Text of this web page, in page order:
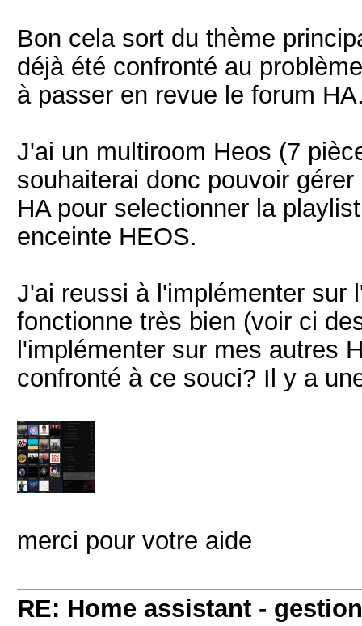
Bon cela sort du thème
déjà été confronté au
à passer en revue le forum
J'ai un multiroom Heos (7
souhaiterai donc pouvoir
HA pour selectionner la
enceinte HEOS.
J'ai reussi à l'implémenter sur
fonctionne très bien (voir ci
l'implémenter sur mes autres
confronté à ce souci? Il y a
merci pour votre aide
RE: Home assistant -